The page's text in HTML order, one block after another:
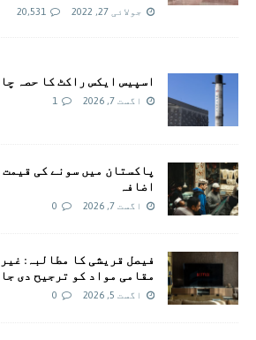
جولائی 27, 2022 20,531
اسپیس ایکس راکٹ کا حصہ
اگست 7, 2026 1
اضافہ
اگست 7, 2026 0
فیصل قریشی کا مطالبہ:
مقامی مواد کو ترجیح دی
اگست 5, 2026 0